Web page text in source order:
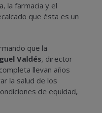
la farmacia y el
que ésta es un
que la
Valdés, director
llevan años
la salud de los
de equidad,